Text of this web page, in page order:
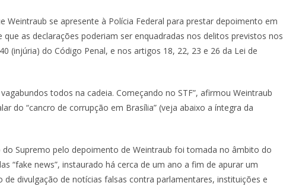
Weintraub se apresente à Polícia Federal para prestar depoimento em
que as declarações poderiam ser enquadradas nos delitos previstos nos
(injúria) do Código Penal, e nos artigos 18, 22, 23 e 26 da Lei de
todos na cadeia. Começando no STF”, afirmou Weintraub
do “cancro de corrupção em Brasília” (veja abaixo a íntegra da
Supremo pelo depoimento de Weintraub foi tomada no âmbito do
“fake news”, instaurado há cerca de um ano a fim de apurar um
de divulgação de notícias falsas contra parlamentares, instituições e